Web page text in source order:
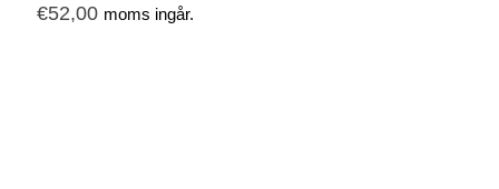
€52,00 moms ingår.